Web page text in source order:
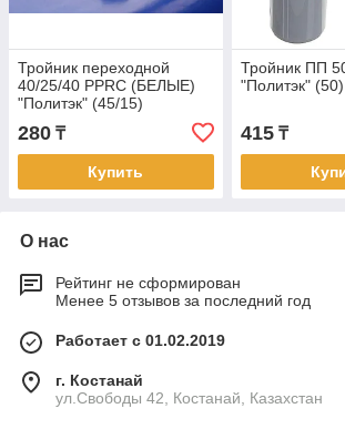
Тройник переходной
40/25/40 PPRC (БЕЛЫЕ)
"Политэк" (45/15)
280 ₸
Купить
Тройник ПП
"Политэк" (50)
415₸
О нас
Рейтинг не сформирован
Менее 5 отзывов за последний год
Работает с 01.02.2019
г. Костанай
ул.Свободы 42, Костанай, Казахстан